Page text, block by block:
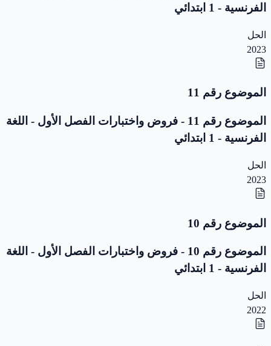
الفرنسية - 1 ابتدائي
الحل
2023
الموضوع رقم 11
الموضوع رقم 11 - فروض واختبارات الفصل الأول - اللغة
الفرنسية - 1 ابتدائي
الحل
2023
الموضوع رقم 10
الموضوع رقم 10 - فروض واختبارات الفصل الأول - اللغة
الفرنسية - 1 ابتدائي
الحل
2022